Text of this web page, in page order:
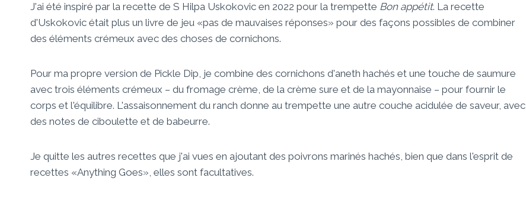
J'ai été inspiré par la recette de S Hilpa Uskokovic en 2022 pour la trempette Bon appétit. La recette
d'Uskokovic était plus un livre de jeu «pas de mauvaises réponses» pour des façons possibles de combiner
des éléments crémeux avec des choses de cornichons.
Pour ma propre version de Pickle Dip, je combine des cornichons d'aneth hachés et une touche de saumure
avec trois éléments crémeux – du fromage crème, de la crème sure et de la mayonnaise – pour fournir le
corps et l'équilibre. L'assaisonnement du ranch donne au trempette une autre couche acidulée de saveur, avec
des notes de ciboulette et de babeurre.
Je quitte les autres recettes que j'ai vues en ajoutant des poivrons marinés hachés, bien que dans l'esprit de
recettes «Anything Goes», elles sont facultatives.